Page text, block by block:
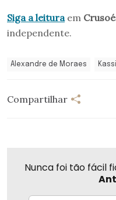
Siga a leituraem Crusoé
independente.
Alexandre de Moraes
Compartilhar
Nunca foi tão fácil